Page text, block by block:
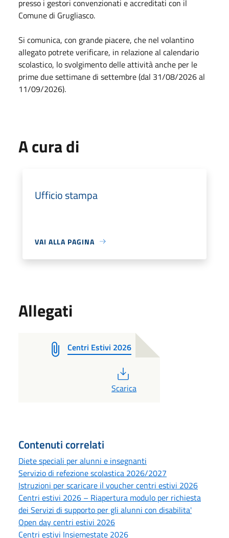
presso i gestori convenzionati e accreditati con il
Comune di Grugliasco.
Si comunica, con grande piacere, che nel volantino
allegato potrete verificare, in relazione al calendario
scolastico, lo svolgimento delle attività anche per le
prime due settimane di settembre (dal 31/08/2026 al
11/09/2026).
A cura di
Ufficio stampa
VAI ALLA PAGINA
Allegati
Centri Estivi 2026
Scarica
Contenuti correlati
Diete speciali per alunni e insegnanti
Servizio di refezione scolastica 2026/2027
Istruzioni per scaricare il voucher centri estivi 2026
Centri estivi 2026 – Riapertura modulo per richiesta
dei Servizi di supporto per gli alunni con disabilita'
Open day centri estivi 2026
Centri estivi Insiemestate 2026